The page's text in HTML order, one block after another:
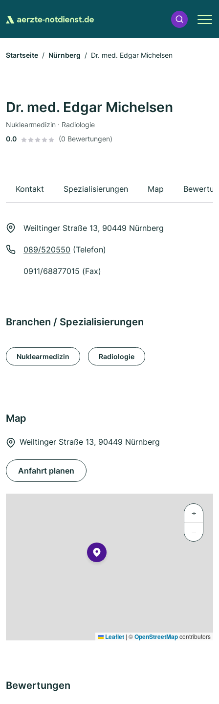
Startseite Nürnberg Dr. med. Edgar Michelsen
Dr. med. Edgar Michelsen
Nuklearmedizin · Radiologie
0.0
(0 Bewertungen)
Kontakt Spezialisierungen Map
Weiltinger Straße 13, 90449 Nürnberg
089/520550 (Telefon)
0911/68877015 (Fax)
Branchen / Spezialisierungen
Nuklearmedizin Radiologie
Map
Weiltinger Straße 13, 90449 Nürnberg
Anfahrt planen
+
−
Leaflet | ©OpenStreetMapcontributors
Bewertungen